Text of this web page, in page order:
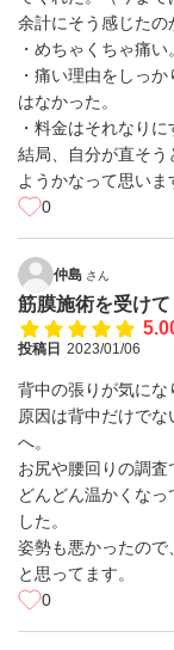
余計にそう感じたの
・めちゃくちゃ痛い
・痛い理由をしっ
はなかった。
・料金はそれなりに
結局、自分が直そ
ようかなって思いま
0
仲島 さん
筋膜施術を受けて
投稿日 2023/01/06
背中の張りが気にな
原因は背中だけで
へ。
お尻や腰回りの調査
どんどん温かくな
した。
姿勢も悪かったの
と思ってます。
0